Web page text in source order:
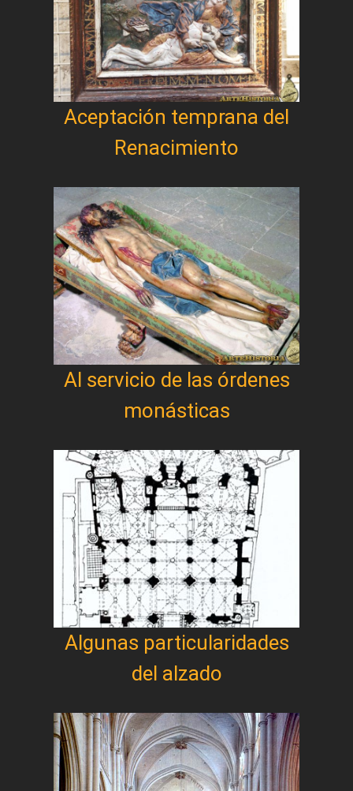
Aceptación temprana del
Renacimiento
Al servicio de las órdenes
monásticas
Algunas particularidades
del alzado